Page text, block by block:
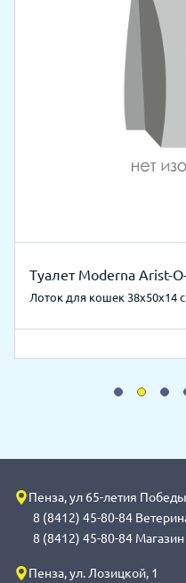
Туалет Moderna Arist-
Лоток для кошек 38х50х14
Пенза, ул 65-летия
8 (8412) 45-80-84
8 (8412) 45-80-84 Магазин
Пенза, ул. Лозицкой, 1